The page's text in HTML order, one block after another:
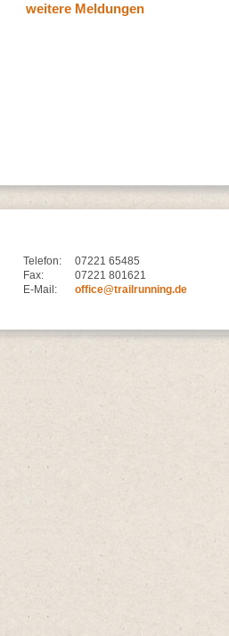
weitere Meldungen
Telefon:
07221 65485
Fax:
07221 801621
E-Mail:
office@trailrunning.de